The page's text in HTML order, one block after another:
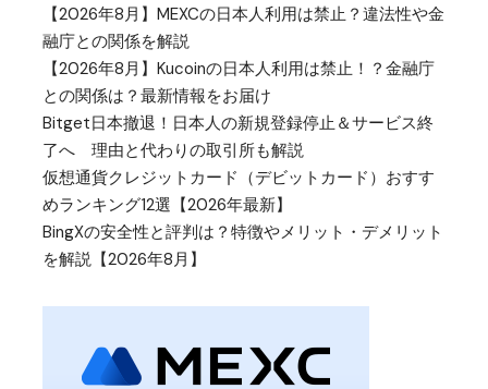
【2026年8月】MEXCの日本人利用は禁止？違法性や金
融庁との関係を解説
【2026年8月】Kucoinの日本人利用は禁止！？金融庁
との関係は？最新情報をお届け
Bitget日本撤退！日本人の新規登録停止＆サービス終
了へ 理由と代わりの取引所も解説
仮想通貨クレジットカード（デビットカード）おすす
めランキング12選【2026年最新】
BingXの安全性と評判は？特徴やメリット・デメリット
を解説【2026年8月】